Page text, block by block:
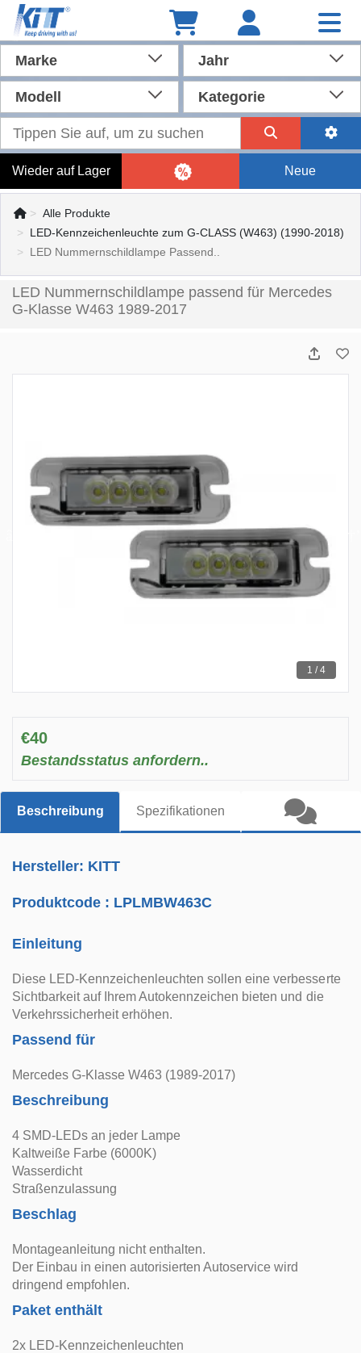
Marke Jahr
Modell Kategorie
Wieder auf Lager Neue
Alle Produkte
LED-Kennzeichenleuchte zum G-CLASS (W463) (1990-2018)
LED Nummernschildlampe Passend..
LED Nummernschildlampe passend für Mercedes
G-Klasse W463 1989-2017
1 / 4
€40
Bestandsstatus anfordern..
Beschreibung Spezifikationen
Hersteller: KITT
Produktcode : LPLMBW463C
Einleitung
Diese LED-Kennzeichenleuchten sollen eine verbesserte
Sichtbarkeit auf Ihrem Autokennzeichen bieten und die
Verkehrssicherheit erhöhen.
Passend für
Mercedes G-Klasse W463 (1989-2017)
Beschreibung
4 SMD-LEDs an jeder Lampe
Kaltweiße Farbe (6000K)
Wasserdicht
Straßenzulassung
Beschlag
Montageanleitung nicht enthalten.
Der Einbau in einen autorisierten Autoservice wird
dringend empfohlen.
Paket enthält
2x LED-Kennzeichenleuchten